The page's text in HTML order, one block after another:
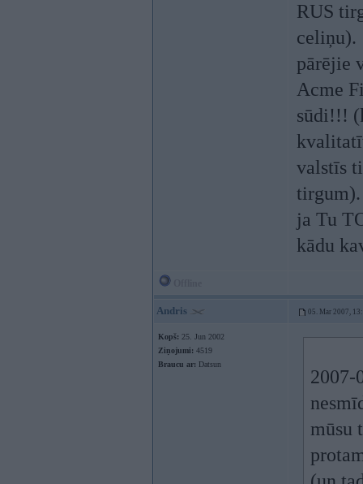
RUS
celiņu).
pārējie
Acme
sūdi!!!
valstīs
ja Tu
kādu
Andris 05. Mar 2007,
Kopš: 25. Jun 2002
Ziņojumi: 4519
Braucu ar: Datsun
2007-
mūsu